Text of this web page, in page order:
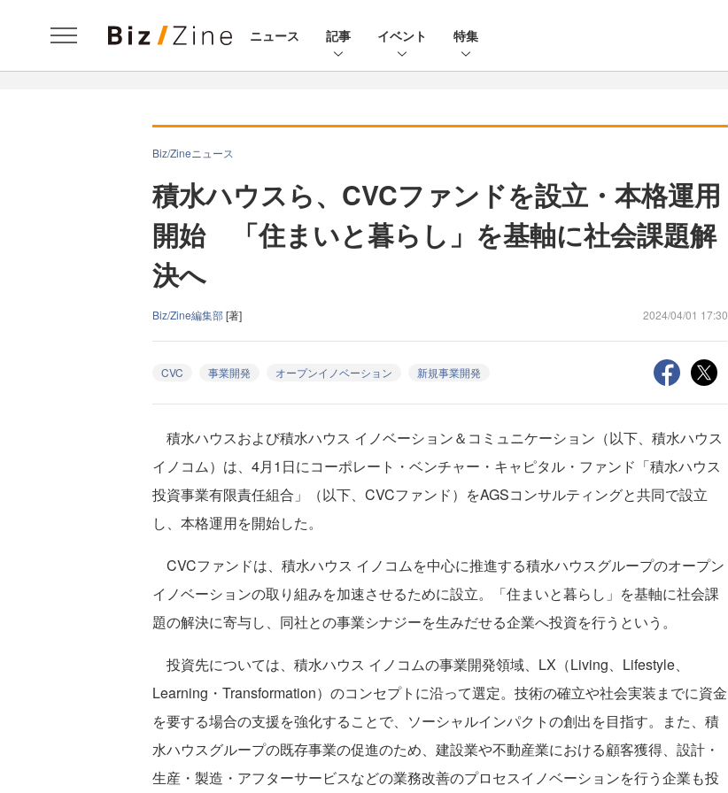
ニュース 記事 イベント 特集
Biz/Zineニュース
積水ハウスら、CVCファンドを設立・本格運用
開始 「住まいと暮らし」を基軸に社会課題解
決へ
Biz/Zine編集部[著] 2024/04/01 17:30
CVC 事業開発 オープンイノベーション 新規事業開発
積水ハウスおよび積水ハウス イノベーション＆コミュニケーション（以下、積水ハウス
イノコム）は、4月1日にコーポレート・ベンチャー・キャピタル・ファンド「積水ハウス
投資事業有限責任組合」（以下、CVCファンド）をAGSコンサルティングと共同で設立
し、本格運用を開始した。
CVCファンドは、積水ハウス イノコムを中心に推進する積水ハウスグループのオープン
イノベーションの取り組みを加速させるために設立。「住まいと暮らし」を基軸に社会課
題の解決に寄与し、同社との事業シナジーを生みだせる企業へ投資を行うという。
投資先については、積水ハウス イノコムの事業開発領域、LX（Living、Lifestyle、
Learning・Transformation）のコンセプトに沿って選定。技術の確立や社会実装までに資金
を要する場合の支援を強化することで、ソーシャルインパクトの創出を目指す。また、積
水ハウスグループの既存事業の促進のため、建設業や不動産業における顧客獲得、設計・
生産・製造・アフターサービスなどの業務改善のプロセスイノベーションを行う企業も投